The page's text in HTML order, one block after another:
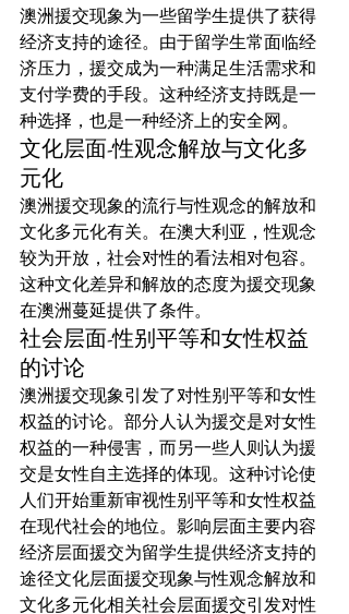
澳洲援交现象为一些留学生提供了获得
经济支持的途径。由于留学生常面临经
济压力，援交成为一种满足生活需求和
支付学费的手段。这种经济支持既是一
种选择，也是一种经济上的安全网。
文化层面-性观念解放与文化多
元化
澳洲援交现象的流行与性观念的解放和
文化多元化有关。在澳大利亚，性观念
较为开放，社会对性的看法相对包容。
这种文化差异和解放的态度为援交现象
在澳洲蔓延提供了条件。
社会层面-性别平等和女性权益
的讨论
澳洲援交现象引发了对性别平等和女性
权益的讨论。部分人认为援交是对女性
权益的一种侵害，而另一些人则认为援
交是女性自主选择的体现。这种讨论使
人们开始重新审视性别平等和女性权益
在现代社会的地位。影响层面主要内容
经济层面援交为留学生提供经济支持的
途径文化层面援交现象与性观念解放和
文化多元化相关社会层面援交引发对性